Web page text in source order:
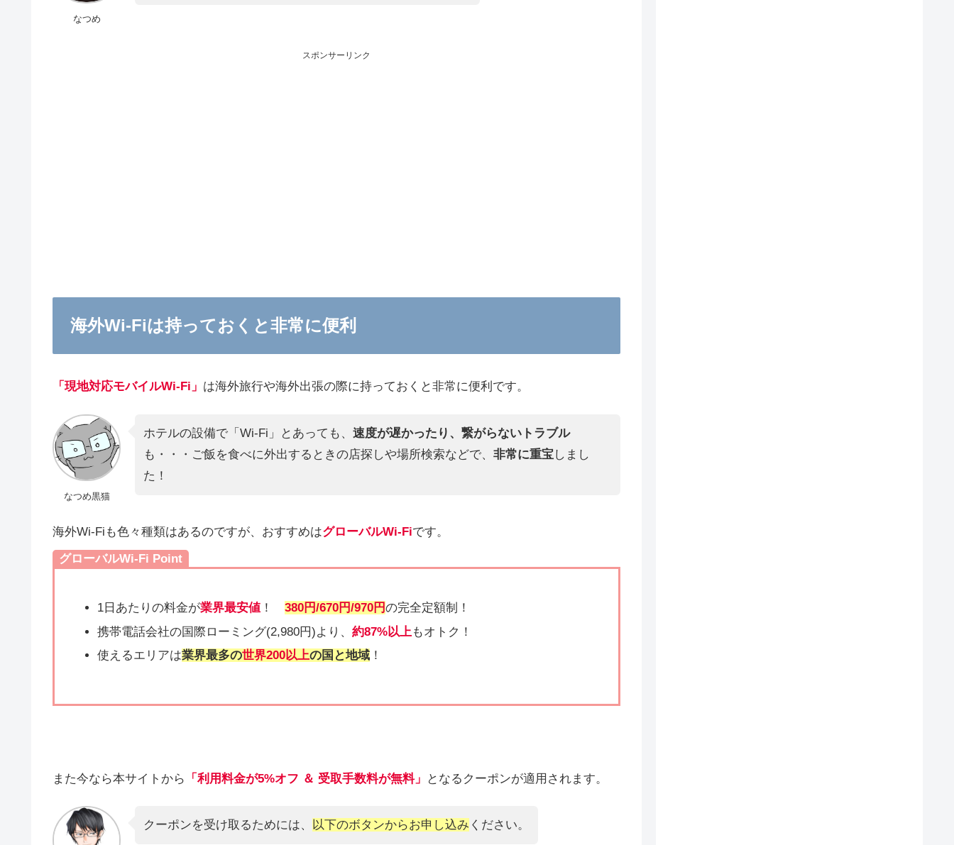
なつめ
スポンサーリンク
海外Wi-Fiは持っておくと非常に便利
「現地対応モバイルWi-Fi」 は海外旅行や海外出張の際に持っておくと非常に便利です。
なつめ黒猫
ホテルの設備で「Wi-Fi」とあっても、 速度が遅かったり、繋がらないトラブル
も・・・ご飯を食べに外出するときの店探しや場所検索などで、 非常に重宝 しまし
た！
海外Wi-Fiも色々種類はあるのですが、おすすめはグローバルWi-Fiです。
グローバルWi-Fi Point
1日あたりの料金が業界最安値 ！380円/670円/970円の完全定額制！
携帯電話会社の国際ローミング(2,980円)より、約87%以上 もオトク！
使えるエリアは業界最多の世界200以上の国と地域 ！
また今なら本サイトから 「利用料金が5%オフ ＆ 受取手数料が無料」 となるクーポンが適用されます。
クーポンを受け取るためには、 以下のボタンからお申し込み ください。